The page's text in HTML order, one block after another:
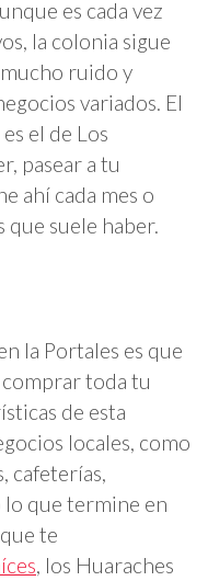
es cada vez
la colonia sigue
ruido y
variados. El
el de Los
pasear a tu
ahí cada mes o
suele haber.
la Portales es que
toda tu
de esta
locales, como
cafeterías,
que termine en
te
, los Huaraches